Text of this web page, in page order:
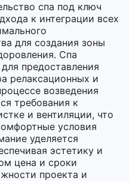
спа под ключ
к интеграции всех
для создания зоны
Спа
предоставления
релаксационных и
возведения
требования к
и вентиляции, что
условия
уделяется
эстетику и
цена и сроки
проекта и